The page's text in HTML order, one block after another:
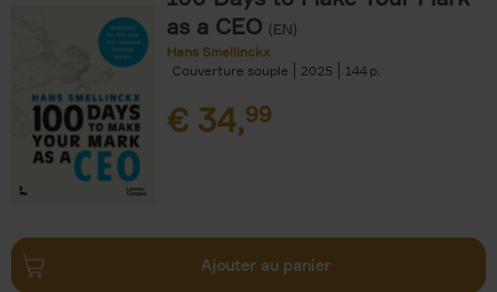
as a CEO (EN)
Hans Smellinckx
Couverture souple
2025 144
€ 34,99
Ajouter au panier